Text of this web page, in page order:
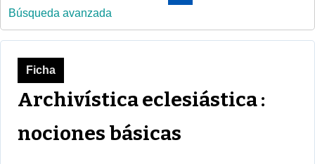
Búsqueda avanzada
Archivística eclesiástica :
nociones básicas
Ficha